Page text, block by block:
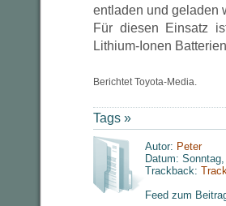
entladen und geladen
Für diesen Einsatz
Lithium-Ionen
Berichtet Toyota-Media.
Tags »
Autor: Peter
Datum:
Trackback:
Feed zum